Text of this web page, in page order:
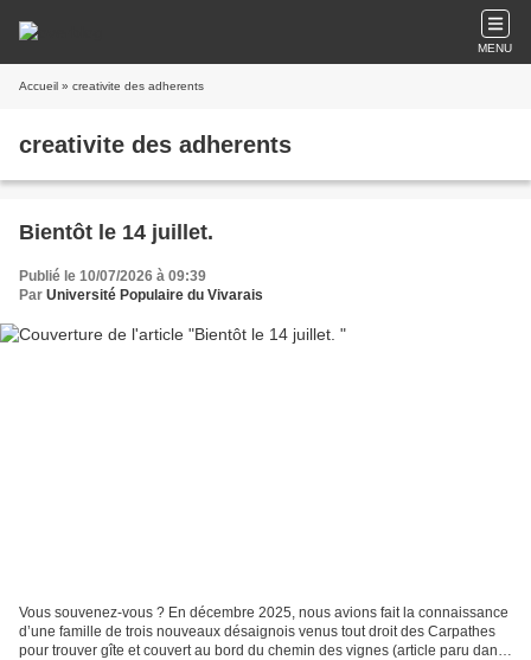
MENU
Accueil » creativite des adherents
creativite des adherents
Bientôt le 14 juillet.
Publié le 10/07/2026 à 09:39
Par Université Populaire du Vivarais
Vous souvenez-vous ? En décembre 2025, nous avions fait la connaissance
d’une famille de trois nouveaux désaignois venus tout droit des Carpathes
pour trouver gîte et couvert au bord du chemin des vignes (article paru dans